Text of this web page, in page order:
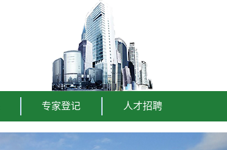
专家登记 人才招聘